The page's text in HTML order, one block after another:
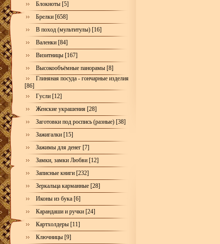
Блокноты [5]
Брелки [658]
В поход (мультитулы) [16]
Валенки [84]
Визитницы [167]
Высокообъёмные панорамы [8]
Глиняная посуда - гончарные изделия
[86]
Гусли [12]
Женские украшения [28]
Заготовки под роспись (разные) [38]
Зажигалки [15]
Зажимы для денег [7]
Замки, замки Любви [12]
Записные книги [232]
Зеркальца карманные [28]
Иконы из бука [6]
Карандаши и ручки [24]
Картхолдеры [11]
Ключницы [9]